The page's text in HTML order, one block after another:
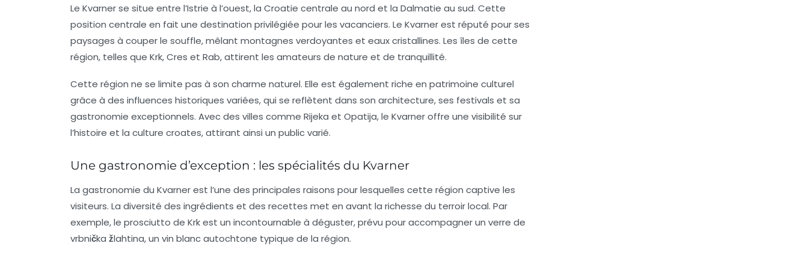
Le Kvarnerse situe entre l’Istrie à l’ouest, la Croatie centrale au nord et la Dalmatie au sud. Cette
position centrale en fait une destination privilégiée pour les vacanciers. Le Kvarner est réputé pour ses
paysages à couper le souffle, mêlant montagnes verdoyantes et eaux cristallines. Les îles de cette
région, telles que Krk,Cres et Rab, attirent les amateurs de nature et de tranquillité.
Cette région ne se limite pas à son charme naturel. Elle est également riche en patrimoine culturel
grâce à des influences historiques variées, qui se reflètent dans son architecture, ses festivals et sa
gastronomie exceptionnels. Avec des villes comme Rijeka et Opatija, le Kvarner offre une visibilité sur
l’histoire et la culture croates, attirant ainsi un public varié.
Une gastronomie d’exception : les spécialités du Kvarner
La gastronomie du Kvarner est l’une des principales raisons pour lesquelles cette région captive les
visiteurs. La diversité des ingrédients et des recettes met en avant la richesse du terroir local. Par
exemple,le prosciutto de Krkest un incontournable à déguster, prévu pour accompagner un verre de
vrbnička žlahtina, un vin blanc autochtone typique de la région.